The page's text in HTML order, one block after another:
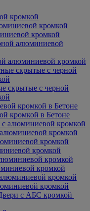
кромкой
кромкой
алюминиевой кромкой
скрытые с черной
кромкой в Бетоне
кромкой
кромкой
кромкой
кромкой
с АБС кромкой